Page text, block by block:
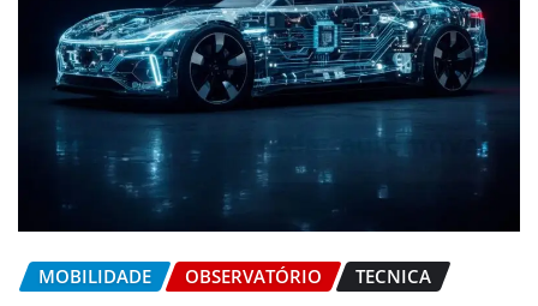
MOBILIDADE OBSERVATÓRIO TECNICA